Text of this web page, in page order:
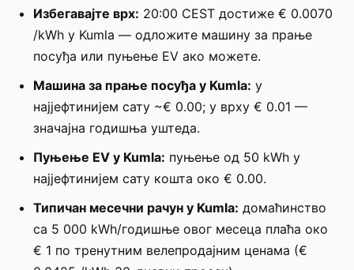
Избегавајте врх: 20:00 CEST достиже € 0.0070
/kWh у Kumla — одложите машину за прање
посуђа или пуњење EV ако можете.
Машина за прање посуђа у Kumla: у
најјефтинијем сату ~€ 0.00; у врху € 0.01 —
значајна годишња уштеда.
Пуњење EV у Kumla: пуњење од 50 kWh у
најјефтинијем сату кошта око € 0.00.
Типичан месечни рачун у Kumla: домаћинство
са 5 000 kWh/годишње овог месеца плаћа око
€ 1 по тренутним велепродајним ценама (€